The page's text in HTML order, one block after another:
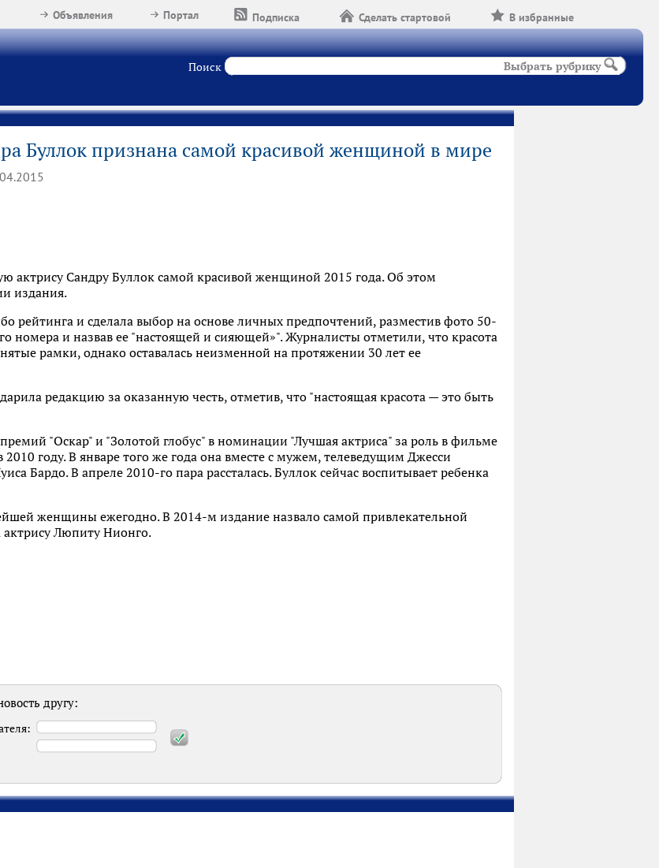
В избранные
Сделать стартовой
Подписка
Портал
Объявления
Поиск Выбрать рубрику
Буллок признана самой красивой женщиной в мире
актрису Сандру Буллок самой красивой женщиной 2015 года. Об этом
издания.
рейтинга и сделала выбор на основе личных предпочтений, разместив фото 50-
номера и назвав ее "настоящей и сияющей»". Журналисты отметили, что красота
рамки, однако оставалась неизменной на протяжении 30 лет ее
редакцию за оказанную честь, отметив, что "настоящая красота — это быть
"Оскар" и "Золотой глобус" в номинации "Лучшая актриса" за роль в фильме
году. В январе того же года она вместе с мужем, телеведущим Джесси
Бардо. В апреле 2010-го пара рассталась. Буллок сейчас воспитывает ребенка
женщины ежегодно. В 2014-м издание назвало самой привлекательной
актрису Люпиту Нионго.
другу: